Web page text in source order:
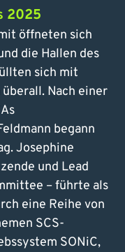
2025
öffneten sich
die Hallen des
sich mit
Nach einer
begann
Josephine
und Lead
– führte als
eine Reihe von
SCS-
SONiC,